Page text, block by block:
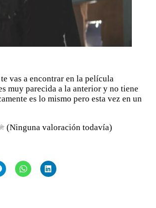
te vas a encontrar en la película
muy parecida a la anterior y no tiene
es lo mismo pero esta vez en un
(Ninguna valoración todavía)